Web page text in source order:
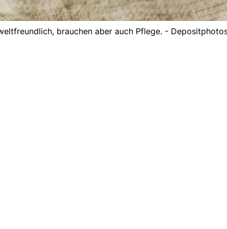
brauchen aber auch Pflege. -